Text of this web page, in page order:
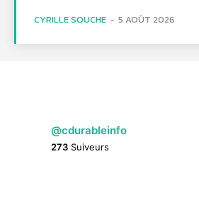
CYRILLE SOUCHE - 5 AOÛT 2026
@cdurableinfo
273 Suiveurs